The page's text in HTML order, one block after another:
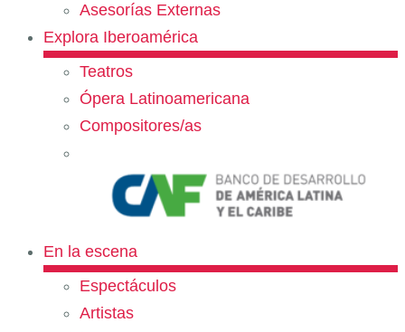
Asesorías Externas
Explora Iberoamérica
Teatros
Ópera Latinoamericana
Compositores/as
En la escena
Espectáculos
Artistas